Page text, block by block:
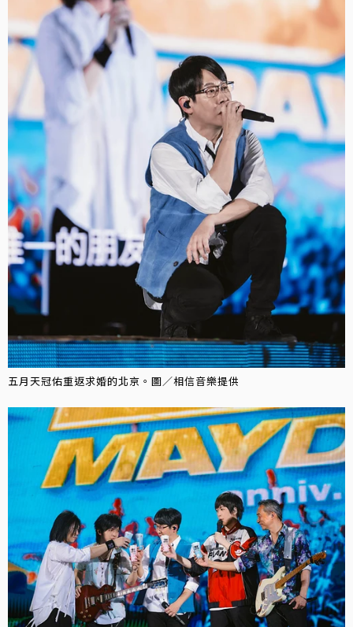
五月天冠佑重返求婚的北京。圖／相信音樂提供